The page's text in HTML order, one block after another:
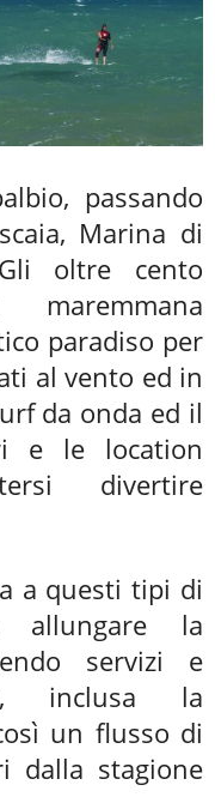
passando
Marina di
Gli oltre cento
paradiso per
al vento ed in
da onda ed il
e le location
divertire
a questi tipi di
allungare la
servizi e
inclusa la
un flusso di
dalla stagione